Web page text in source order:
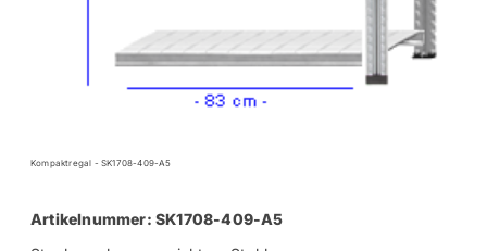
Kompaktregal - SK1708-409-A5
Artikelnummer: SK1708-409-A5